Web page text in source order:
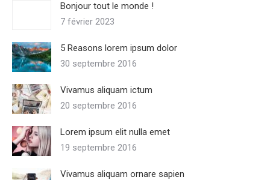
Bonjour tout le monde !
7 février 2023
5 Reasons lorem ipsum dolor
30 septembre 2016
Vivamus aliquam ictum
20 septembre 2016
Lorem ipsum elit nulla emet
19 septembre 2016
Vivamus aliquam ornare sapien